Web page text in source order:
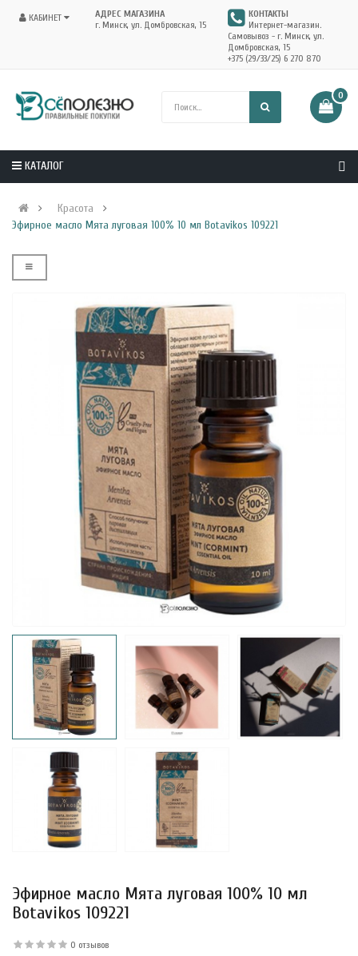
КАБИНЕТ
АДРЕС МАГАЗИНА
г. Минск, ул. Домбровская, 15
КОНТАКТЫ
Интернет-магазин.
Самовывоз - г. Минск, ул.
Домбровская, 15
+375 (29/33/25) 6 270 870
0
КАТАЛОГ
Красота
Эфирное масло Мята луговая 100% 10 мл Botavikos 109221
Эфирное масло Мята луговая 100% 10 мл
Botavikos 109221
0 отзывов